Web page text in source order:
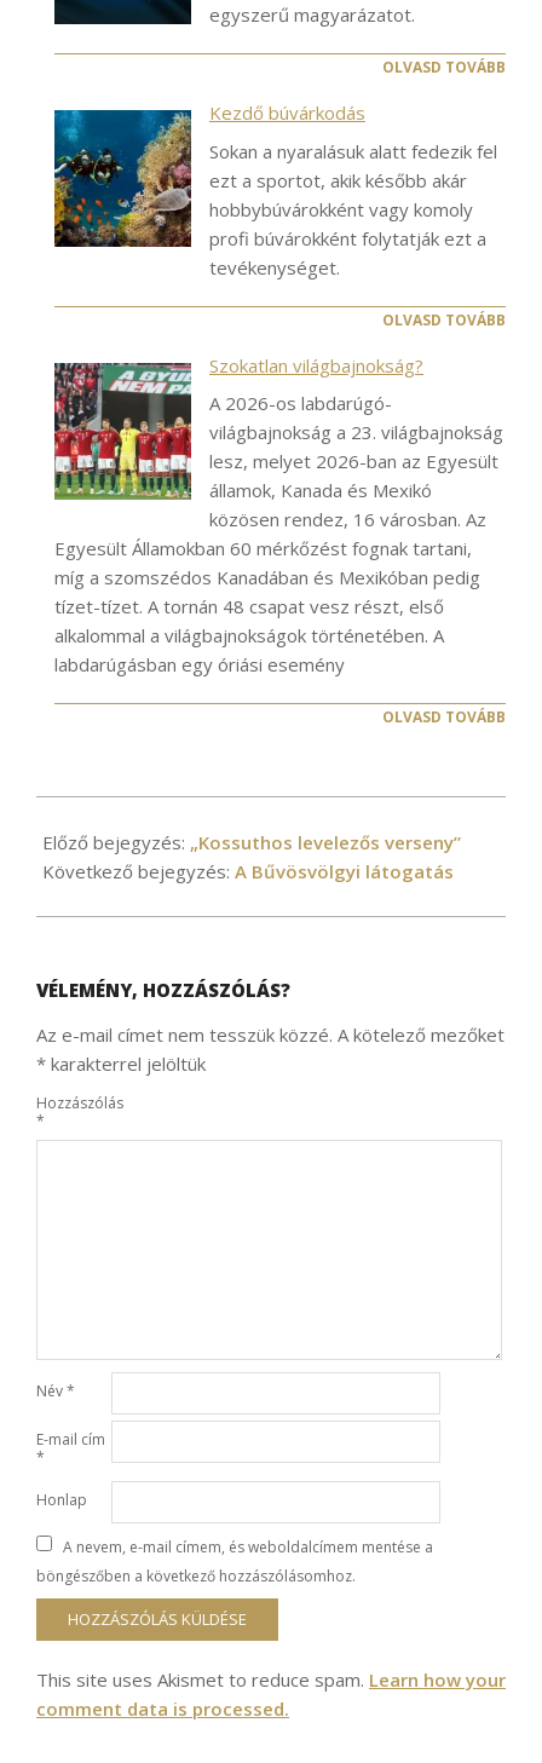
egyszerű magyarázatot.
OLVASD TOVÁBB
Kezdő búvárkodás
Sokan a nyaralásuk alatt fedezik fel
ezt a sportot, akik később akár
hobbybúvárokként vagy komoly
profi búvárokként folytatják ezt a
tevékenységet.
OLVASD TOVÁBB
Szokatlan világbajnokság?
A 2026-os labdarúgó-
világbajnokság a 23. világbajnokság
lesz, melyet 2026-ban az Egyesült
államok, Kanada és Mexikó
közösen rendez, 16 városban. Az
Egyesült Államokban 60 mérkőzést fognak tartani,
míg a szomszédos Kanadában és Mexikóban pedig
tízet-tízet. A tornán 48 csapat vesz részt, első
alkalommal a világbajnokságok történetében. A
labdarúgásban egy óriási esemény
OLVASD TOVÁBB
02-
07
Előző bejegyzés: „Kossuthos levelezős verseny”
Következő bejegyzés: A Bűvösvölgyi látogatás
VÉLEMÉNY, HOZZÁSZÓLÁS?
Az e-mail címet nem tesszük közzé. A kötelező mezőket
* karakterrel jelöltük
Hozzászólás
*
Név*
E-mail cím
*
Honlap
A nevem, e-mail címem, és weboldalcímem mentése a
böngészőben a következő hozzászólásomhoz.
This site uses Akismet to reduce spam. Learn how your
comment data is processed.